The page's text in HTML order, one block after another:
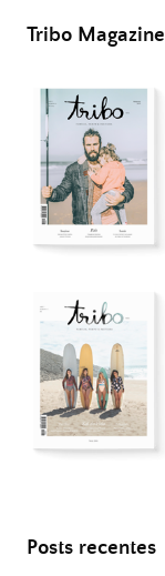
Tribo Magazine
Posts recentes